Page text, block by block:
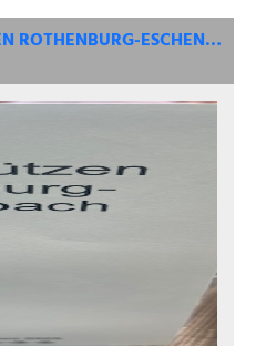
40 JAHRE SPORTSCHÜTZEN ROTHENBURG-ESCHENBACH – JUBILÄUMSAUSFLUG ZUM FLUGHAFEN ZÜRICH